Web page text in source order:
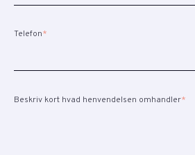
Telefon*
Beskriv kort hvad henvendelsen omhandler*